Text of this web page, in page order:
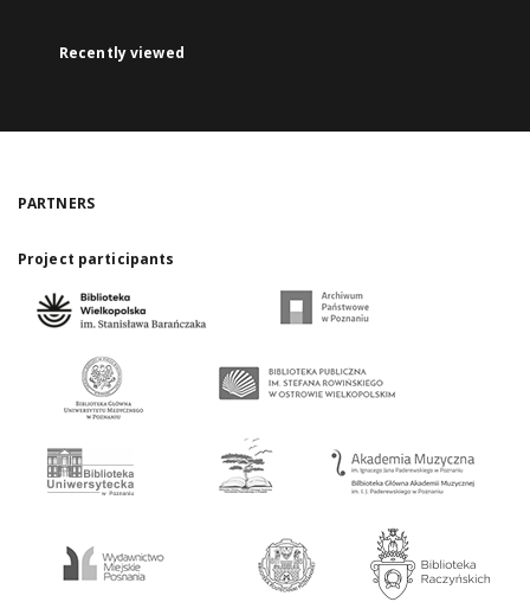
Recently viewed
PARTNERS
Project participants